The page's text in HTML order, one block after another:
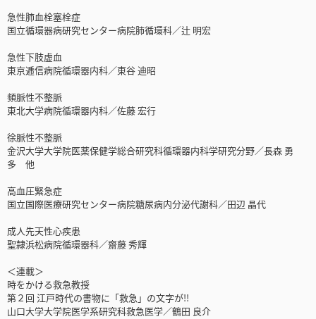
急性肺血栓塞栓症
国立循環器病研究センター病院肺循環科／辻 明宏
急性下肢虚血
東京逓信病院循環器内科／東谷 迪昭
頻脈性不整脈
東北大学病院循環器内科／佐藤 宏行
徐脈性不整脈
金沢大学大学院医薬保健学総合研究科循環器内科学研究分野／長森 勇
多 他
高血圧緊急症
国立国際医療研究センター病院糖尿病内分泌代謝科／田辺 晶代
成人先天性心疾患
聖隷浜松病院循環器科／齋藤 秀輝
＜連載＞
時をかける救急教授
第２回 江戸時代の書物に「救急」の文字が!!
山口大学大学院医学系研究科救急医学／鶴田 良介